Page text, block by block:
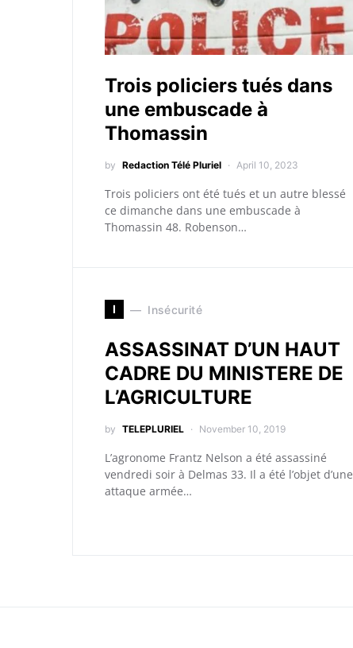
Trois policiers tués dans
une embuscade à
Thomassin
by Redaction Télé Pluriel April 10, 2023
Trois policiers ont été tués et un autre blessé
ce dimanche dans une embuscade à
Thomassin 48. Robenson…
I Insécurité
ASSASSINAT D’UN HAUT
CADRE DU MINISTERE DE
L’AGRICULTURE
by TELEPLURIEL November 10, 2019
L’agronome Frantz Nelson a été assassiné
vendredi soir à Delmas 33. Il a été l’objet d’une
attaque armée…